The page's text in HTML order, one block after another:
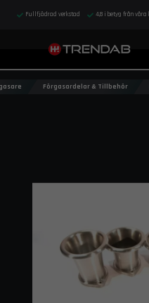
Fullfjädrad verkstad 4,8 i betyg från våra
Förgasardelar & Tillbehör